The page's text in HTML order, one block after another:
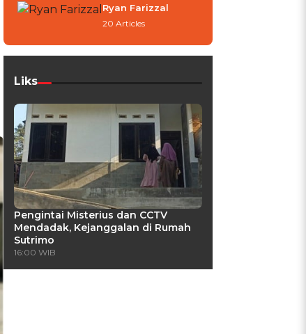
Ryan Farizzal
20 Articles
Liks
Pengintai Misterius dan CCTV
Mendadak, Kejanggalan di Rumah
Sutrimo
16:00 WIB